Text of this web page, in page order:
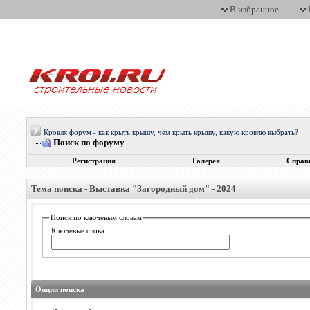
В избранное
Кровля форум - как крыть крышу, чем крыть крышу, какую кровлю выбрать?
Поиск по форуму
Регистрация Галерея
Тема поиска -Выставка "Загородный дом" - 2024
Поиск по ключевым словам
Ключевые слова:
Опции поиска